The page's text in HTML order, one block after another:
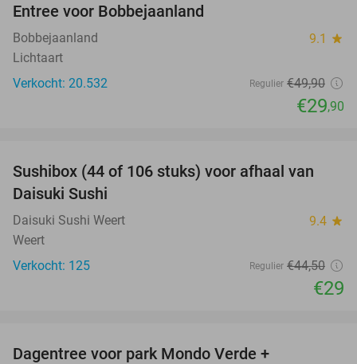
Entree voor Bobbejaanland
Bobbejaanland 9.1 star
Lichtaart
Verkocht: 20.532
Regulier €49,90
€29,90
35%
Sushibox (44 of 106 stuks) voor afhaal van
Daisuki Sushi
Daisuki Sushi Weert 9.4 star
Weert
Verkocht: 125
Regulier €44,50
€29
Dagentree voor park Mondo Verde +